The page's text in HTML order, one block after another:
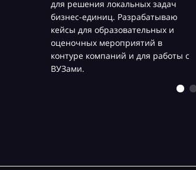
для решения локальных задач
бизнес-единиц. Разрабатываю
кейсы для образовательных и
оценочных мероприятий в
контуре компаний и для работы с
ВУЗами.